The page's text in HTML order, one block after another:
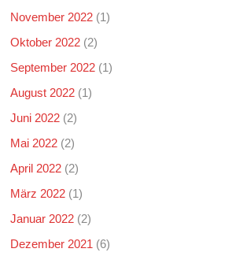
November 2022 (1)
Oktober 2022 (2)
September 2022 (1)
August 2022 (1)
Juni 2022 (2)
Mai 2022 (2)
April 2022 (2)
März 2022 (1)
Januar 2022 (2)
Dezember 2021 (6)